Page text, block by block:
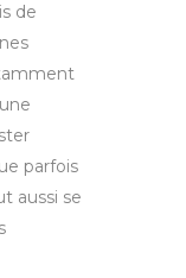
de
parfois
aussi se